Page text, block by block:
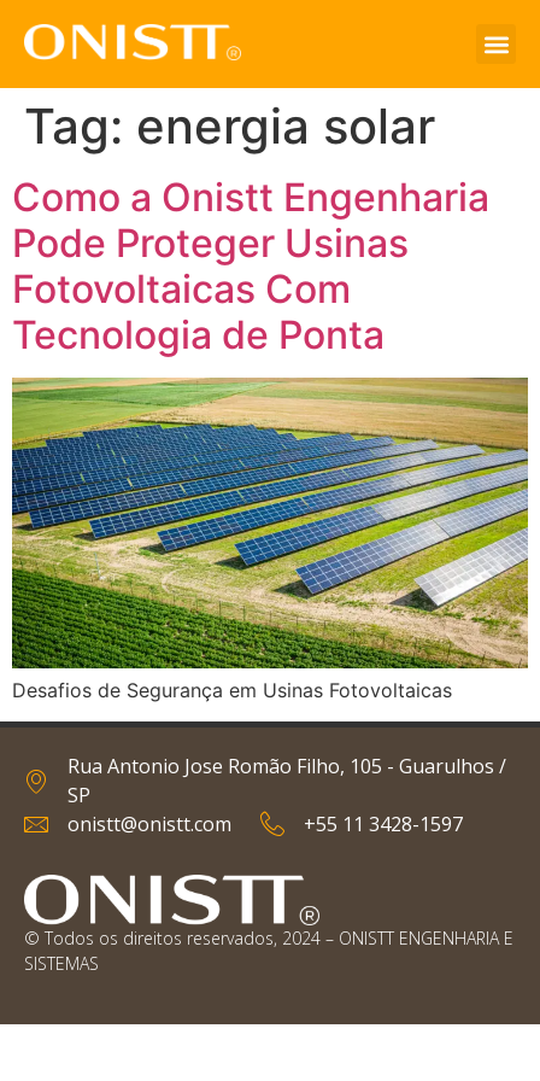
Tag: energia solar
Como a Onistt Engenharia
Pode Proteger Usinas
Fotovoltaicas Com
Tecnologia de Ponta
Desafios de Segurança em Usinas Fotovoltaicas
Rua Antonio Jose Romão Filho, 105 - Guarulhos /
SP
onistt@onistt.com
+55 11 3428-1597
© Todos os direitos reservados, 2024 – ONISTT ENGENHARIA E
SISTEMAS